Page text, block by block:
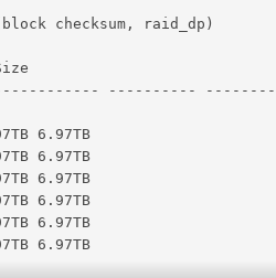
checksum, raid_dp)
---------- --------
6.97TB
6.97TB
6.97TB
6.97TB
6.97TB
6.97TB